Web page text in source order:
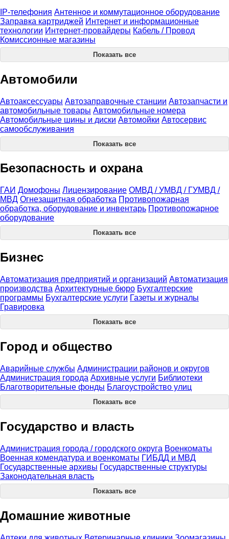
IP-телефония Антенное и коммутационное оборудование
Заправка картриджей Интернет и информационные
технологии Интернет-провайдеры Кабель / Провод
Комиссионные магазины
Показать все
Автомобили
Автоаксессуары Автозаправочные станции Автозапчасти и
автомобильные товары Автомобильные номера
Автомобильные шины и диски Автомойки Автосервис
самообслуживания
Показать все
Безопасность и охрана
ГАИ Домофоны Лицензирование ОМВД / УМВД / ГУМВД /
МВД Огнезащитная обработка Противопожарная
обработка, оборудование и инвентарь Противопожарное
оборудование
Показать все
Бизнес
Автоматизация предприятий и организаций Автоматизация
производства Архитектурные бюро Бухгалтерские
программы Бухгалтерские услуги Газеты и журналы
Гравировка
Показать все
Город и общество
Аварийные службы Администрации районов и округов
Администрация города Архивные услуги Библиотеки
Благотворительные фонды Благоустройство улиц
Показать все
Государство и власть
Администрация города / городского округа Военкоматы
Военная комендатура и военкоматы ГИБДД и МВД
Государственные архивы Государственные структуры
Законодательная власть
Показать все
Домашние животные